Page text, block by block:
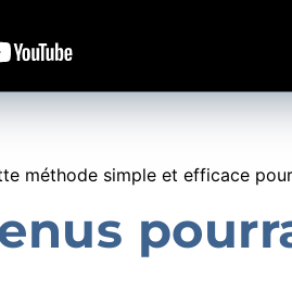
méthode simple et efficace